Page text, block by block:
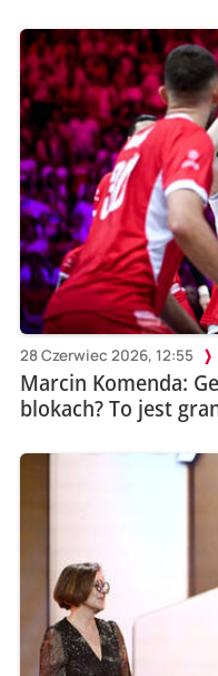
28 Czerwiec 2026, 12:55
Marcin Komenda:
blokach? To jest